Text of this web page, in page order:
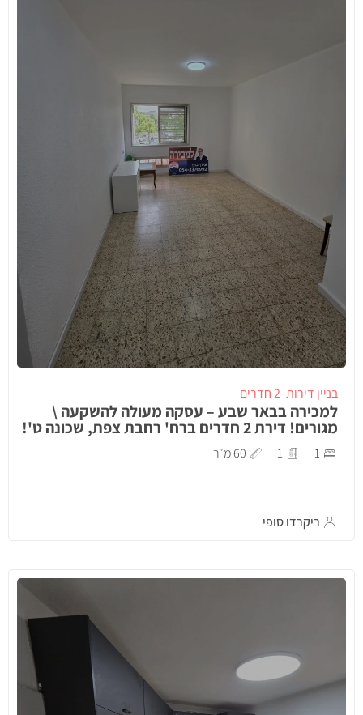
בניין דירות 2 חדרים
למכירה בבאר שבע – עסקה מעולה להשקעה \
מגורים! דירת 2 חדרים ברח' רחבת צפת, שכונה ט'!
1
1 60 מ״ר
ריקרדו סופי